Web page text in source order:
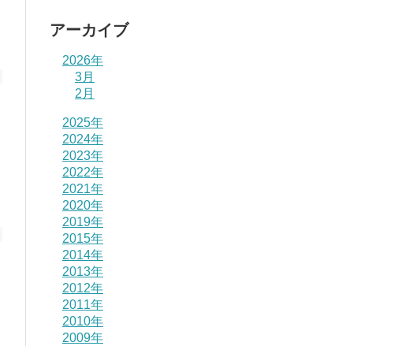
アーカイブ
2026年
3月
2月
2025年
2024年
2023年
2022年
2021年
2020年
2019年
2015年
2014年
2013年
2012年
2011年
2010年
2009年